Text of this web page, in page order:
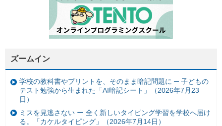
ズームイン
学校の教科書やプリントを、そのまま暗記問題に ─ 子どもの
テスト勉強から生まれた「AI暗記シート」（2026年7月23
日）
ミスを見逃さない ー 全く新しいタイピング学習を学校へ届け
る。「カケルタイピング」（2026年7月14日）